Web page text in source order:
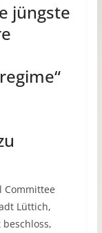
jüngste
Committee
Lüttich,